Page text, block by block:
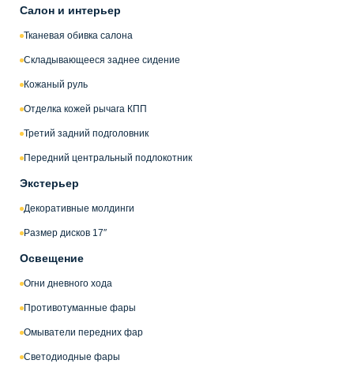
Салон и интерьер
Тканевая обивка салона
Складывающееся заднее сидение
Кожаный руль
Отделка кожей рычага КПП
Третий задний подголовник
Передний центральный подлокотник
Экстерьер
Декоративные молдинги
Размер дисков 17″
Освещение
Огни дневного хода
Противотуманные фары
Омыватели передних фар
Светодиодные фары